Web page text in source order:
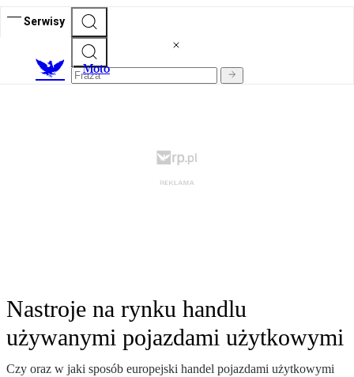
Serwisy
Moto
Nastroje na rynku handlu
używanymi pojazdami użytkowymi
Czy oraz w jaki sposób europejski handel pojazdami użytkowymi